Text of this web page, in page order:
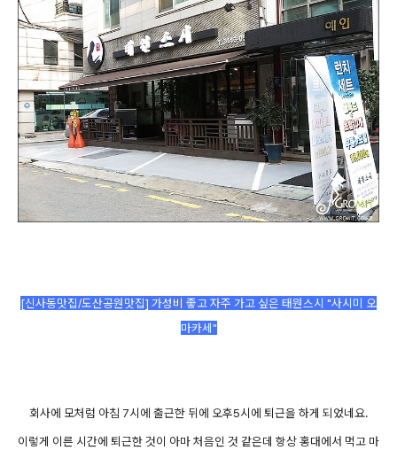
[신사동맛집/도산공원맛집] 가성비 좋고 자주 가고 싶은 태원스시 "사시미 오
마카세"
회사에 모처럼 아침 7시에 출근한 뒤에 오후5시에 퇴근을 하게 되었네요.
이렇게 이른 시간에 퇴근한 것이 아마 처음인 것 같은데 항상 홍대에서 먹고 마